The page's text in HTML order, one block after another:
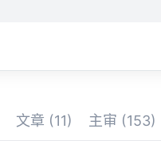
文章 (11) 主审 (153)